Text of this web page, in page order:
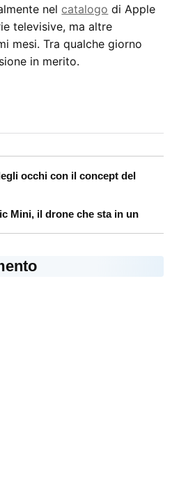
nel catalogo di Apple
televisive, ma altre
mesi. Tra qualche giorno
in merito.
occhi con il concept del
Mini, il drone che sta in un